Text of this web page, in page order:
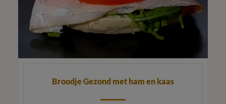
Broodje Gezond met ham en kaas